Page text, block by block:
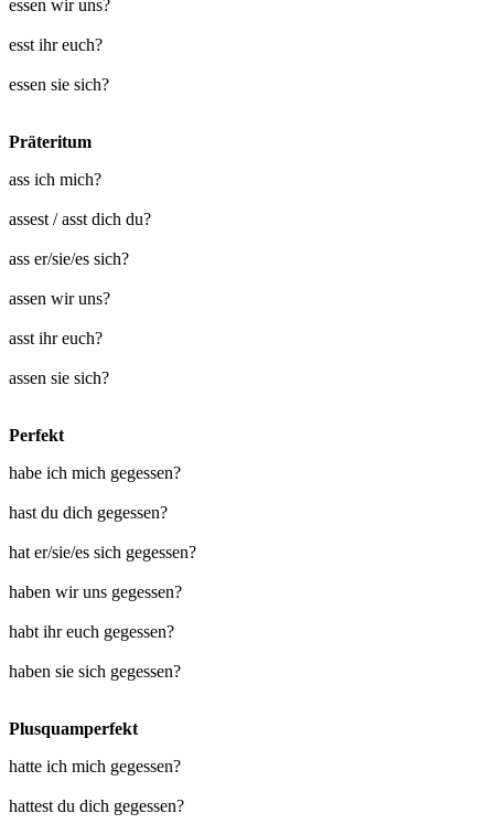
essen wir uns?
esst ihr euch?
essen sie sich?
Präteritum
ass ich mich?
assest / asst dich du?
ass er/sie/es sich?
assen wir uns?
asst ihr euch?
assen sie sich?
Perfekt
habe ich mich gegessen?
hast du dich gegessen?
hat er/sie/es sich gegessen?
haben wir uns gegessen?
habt ihr euch gegessen?
haben sie sich gegessen?
Plusquamperfekt
hatte ich mich gegessen?
hattest du dich gegessen?